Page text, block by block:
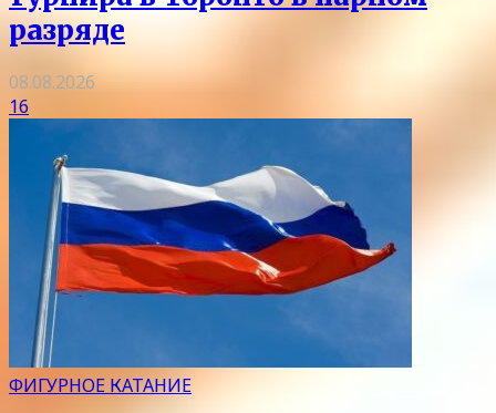
разряде
08.08.2026
16
ФИГУРНОЕ КАТАНИЕ